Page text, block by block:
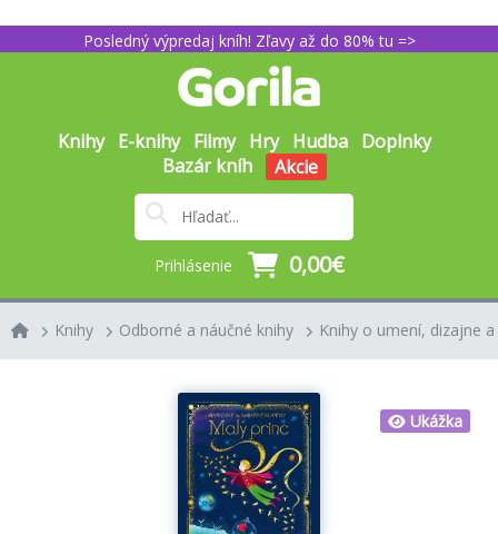
Posledný výpredaj kníh! Zľavy až do 80% tu =>
Knihy E-knihy Filmy Hry Hudba Doplnky
Bazár kníh
Akcie
Prihlásenie 0,00€
Knihy Odborné a náučné knihy Knihy o umení, dizajne
Ukážka